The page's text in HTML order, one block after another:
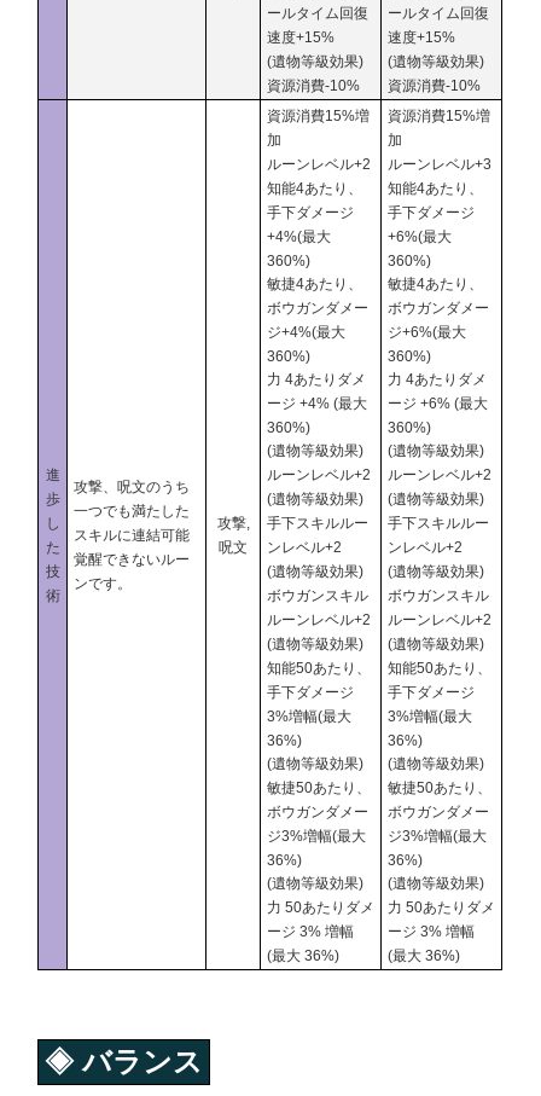
ールタイム回復
速度+15%
(遺物等級効果)
資源消費-10%
ールタイム回復
速度+15%
(遺物等級効果)
資源消費-10%
進
歩
し
た
技
術
攻撃、呪文のうち
一つでも満たした
スキルに連結可能
覚醒できないルー
ンです。
攻撃,
呪文
資源消費15%増
加
ルーンレベル+2
知能4あたり、
手下ダメージ
+4%(最大
360%)
敏捷4あたり、
ボウガンダメー
ジ+4%(最大
360%)
力 4あたりダメ
ージ +4% (最大
360%)
(遺物等級効果)
ルーンレベル+2
(遺物等級効果)
手下スキルルー
ンレベル+2
(遺物等級効果)
ボウガンスキル
ルーンレベル+2
(遺物等級効果)
知能50あたり、
手下ダメージ
3%増幅(最大
36%)
(遺物等級効果)
敏捷50あたり、
ボウガンダメー
ジ3%増幅(最大
36%)
(遺物等級効果)
力 50あたりダメ
ージ 3% 増幅
(最大 36%)
資源消費15%増
加
ルーンレベル+3
知能4あたり、
手下ダメージ
+6%(最大
360%)
敏捷4あたり、
ボウガンダメー
ジ+6%(最大
360%)
力 4あたりダメ
ージ +6% (最大
360%)
(遺物等級効果)
ルーンレベル+2
(遺物等級効果)
手下スキルルー
ンレベル+2
(遺物等級効果)
ボウガンスキル
ルーンレベル+2
(遺物等級効果)
知能50あたり、
手下ダメージ
3%増幅(最大
36%)
(遺物等級効果)
敏捷50あたり、
ボウガンダメー
ジ3%増幅(最大
36%)
(遺物等級効果)
力 50あたりダメ
ージ 3% 増幅
(最大 36%)
◈バランス